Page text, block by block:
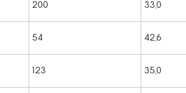
200 33,0
54 42,6
123 35,0